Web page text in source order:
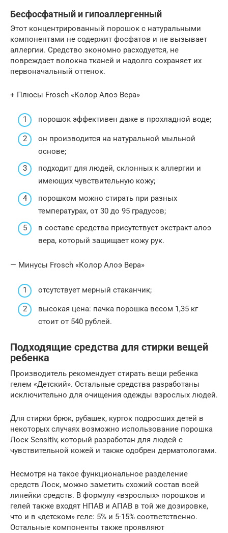
Бесфосфатный и гипоаллергенный
Этот концентрированный порошок с натуральными
компонентами не содержит фосфатов и не вызывает
аллергии. Средство экономно расходуется, не
повреждает волокна тканей и надолго сохраняет их
первоначальный оттенок.
+ Плюсы Frosch «Колор Алоэ Вера»
порошок эффективен даже в прохладной воде;
он производится на натуральной мыльной
основе;
подходит для людей, склонных к аллергии и
имеющих чувствительную кожу;
порошком можно стирать при разных
температурах, от 30 до 95 градусов;
в составе средства присутствует экстракт алоэ
вера, который защищает кожу рук.
— Минусы Frosch «Колор Алоэ Вера»
отсутствует мерный стаканчик;
высокая цена: пачка порошка весом 1,35 кг
стоит от 540 рублей.
Подходящие средства для стирки вещей
ребенка
Производитель рекомендует стирать вещи ребенка
гелем «Детский». Остальные средства разработаны
исключительно для очищения одежды взрослых людей.
Для стирки брюк, рубашек, курток подросших детей в
некоторых случаях возможно использование порошка
Лоск Sensitiv, который разработан для людей с
чувствительной кожей и также одобрен дерматологами.
Несмотря на такое функциональное разделение
средств Лоск, можно заметить схожий состав всей
линейки средств. В формулу «взрослых» порошков и
гелей также входят НПАВ и АПАВ в той же дозировке,
что и в «детском» геле: 5% и 5-15% соответственно.
Остальные компоненты также проявляют